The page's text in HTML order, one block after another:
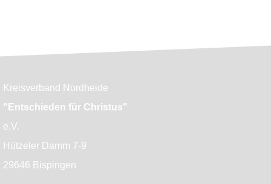
Kreisverband Nordheide
"Entschieden für Christus"
e.V.
Hützeler Damm 7-9
29646 Bispingen